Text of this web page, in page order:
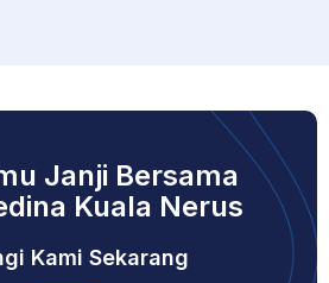
Janji Bersama
Kuala Nerus
Kami Sekarang